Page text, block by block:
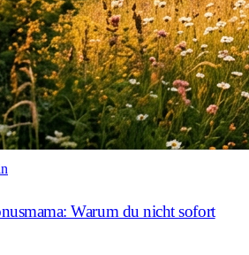
Warum du nicht sofort